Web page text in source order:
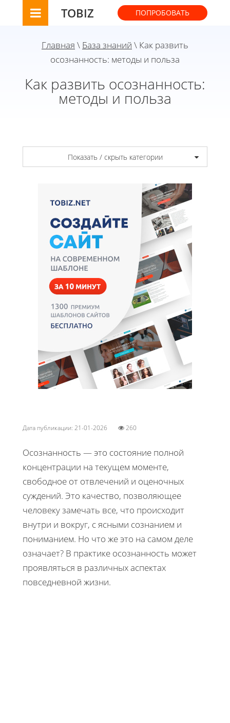
TOBIZ ПОПРОБОВАТЬ
Главная \ База знаний \ Как развить
осознанность: методы и польза
Как развить осознанность:
методы и польза
Показать / скрыть категории
Дата публикации: 21-01-2026 260
Осознанность — это состояние полной
концентрации на текущем моменте,
свободное от отвлечений и оценочных
суждений. Это качество, позволяющее
человеку замечать все, что происходит
внутри и вокруг, с ясными сознанием и
пониманием. Но что же это на самом деле
означает? В практике осознанность может
проявляться в различных аспектах
повседневной жизни.